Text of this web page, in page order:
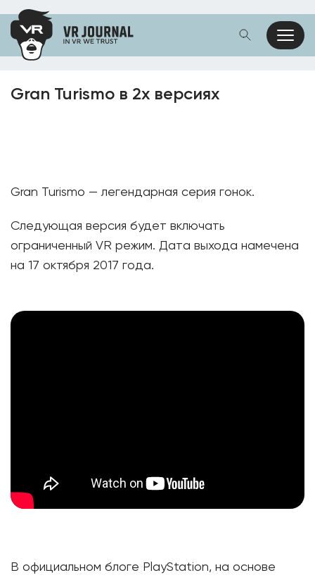
Gran Turismo в 2х версиях
Gran Turismo — легендарная серия гонок.
Следующая версия будет включать
ограниченный VR режим. Дата выхода намечена
на 17 октября 2017 года.
В официальном блоге PlayStation, на основе